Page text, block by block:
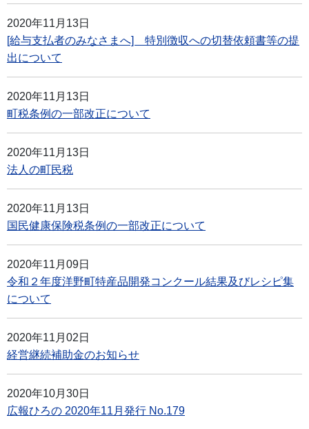
2020年11月13日
[給与支払者のみなさまへ] 特別徴収への切替依頼書等の提
出について
2020年11月13日
町税条例の一部改正について
2020年11月13日
法人の町民税
2020年11月13日
国民健康保険税条例の一部改正について
2020年11月09日
令和２年度洋野町特産品開発コンクール結果及びレシピ集
について
2020年11月02日
経営継続補助金のお知らせ
2020年10月30日
広報ひろの 2020年11月発行 No.179